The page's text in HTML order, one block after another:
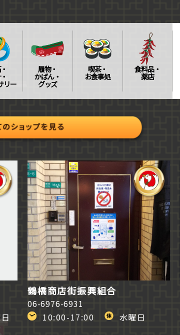
リー
履物・
かばん・
グッズ
喫茶・
お食事処
食料品・
薬店
鶴橋商店街振興組合
06-6976-6931
10:00-17:00
水曜日